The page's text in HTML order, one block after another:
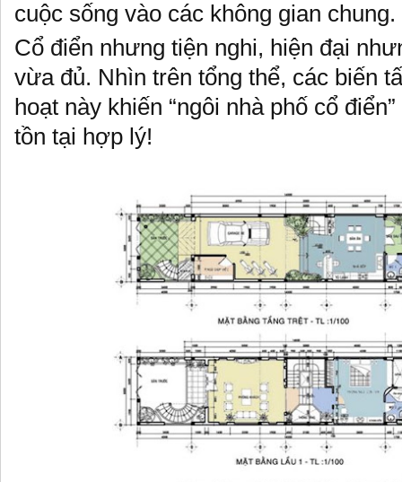
cuộc sống vào các không gian chung.
Cổ điển nhưng tiện nghi, hiện đại
vừa đủ. Nhìn trên tổng thể, các biến
hoạt này khiến “ngôi nhà phố cổ
tồn tại hợp lý!